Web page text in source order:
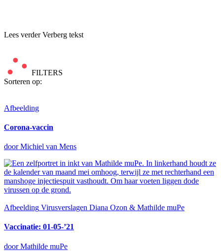
Lees verderVerberg tekst
FILTERS
Sorteren op:
Afbeelding
Corona-vaccin
door Michiel van Mens
Afbeelding Virusverslagen Diana Ozon & Mathilde muPe
Vaccinatie: 01-05-’21
door Mathilde muPe